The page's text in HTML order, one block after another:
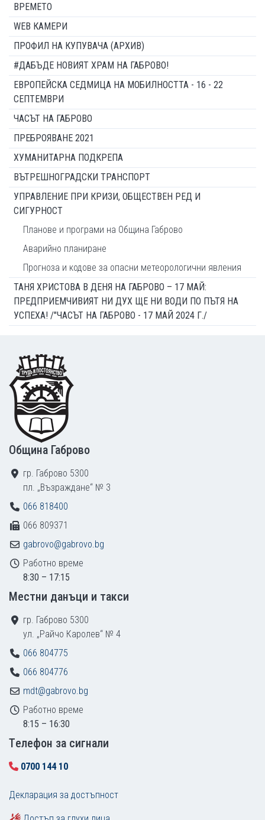
ВРЕМЕТО
WEB КАМЕРИ
ПРОФИЛ НА КУПУВАЧА (АРХИВ)
#ДАБЪДЕ НОВИЯТ ХРАМ НА ГАБРОВО!
ЕВРОПЕЙСКА СЕДМИЦА НА МОБИЛНОСТТА - 16 - 22
СЕПТЕМВРИ
ЧАСЪТ НА ГАБРОВО
ПРЕБРОЯВАНЕ 2021
ХУМАНИТАРНА ПОДКРЕПА
ВЪТРЕШНОГРАДСКИ ТРАНСПОРТ
УПРАВЛЕНИЕ ПРИ КРИЗИ, ОБЩЕСТВЕН РЕД И
СИГУРНОСТ
Планове и програми на Община Габрово
Аварийно планиране
Прогноза и кодове за опасни метеорологични явления
ТАНЯ ХРИСТОВА В ДЕНЯ НА ГАБРОВО – 17 МАЙ:
ПРЕДПРИЕМЧИВИЯТ НИ ДУХ ЩЕ НИ ВОДИ ПО ПЪТЯ НА
УСПЕХА! /"ЧАСЪТ НА ГАБРОВО - 17 МАЙ 2024 Г./
Footer
Община Габрово
гр. Габрово 5300
пл. „Възраждане“ № 3
066 818400
066 809371
gabrovo@gabrovo.bg
Работно време
8:30 – 17:15
Местни данъци и такси
гр. Габрово 5300
ул. „Райчо Каролев“ № 4
066 804775
066 804776
mdt@gabrovo.bg
Работно време
8:15 – 16:30
Tелефон за сигнали
0700 144 10
Декларация за достъпност